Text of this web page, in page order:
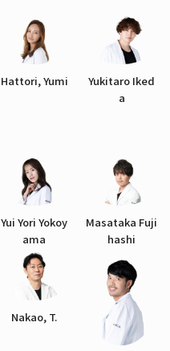
Hattori, Yumi
Yukitaro Iked
a
Yui Yori Yokoy
ama
Masataka Fuji
hashi
Nakao, T.